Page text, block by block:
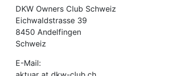
DKW Owners Club Schweiz
Eichwaldstrasse 39
8450 Andelfingen
Schweiz
E-Mail: